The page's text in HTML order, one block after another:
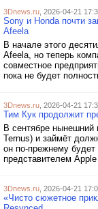
3Dnews.ru , 2026-04-21
Sony и Honda почти
Afeela
В начале этого
Afeela, но теперь
совместное
пока не будет
3Dnews.ru , 2026-04-21
Тим Кук продолжит
В сентябре нынешний
Ternus) и займёт
он по-прежнему будет
представителем
3Dnews.ru , 2026-04-21
«Чисто сюжетное